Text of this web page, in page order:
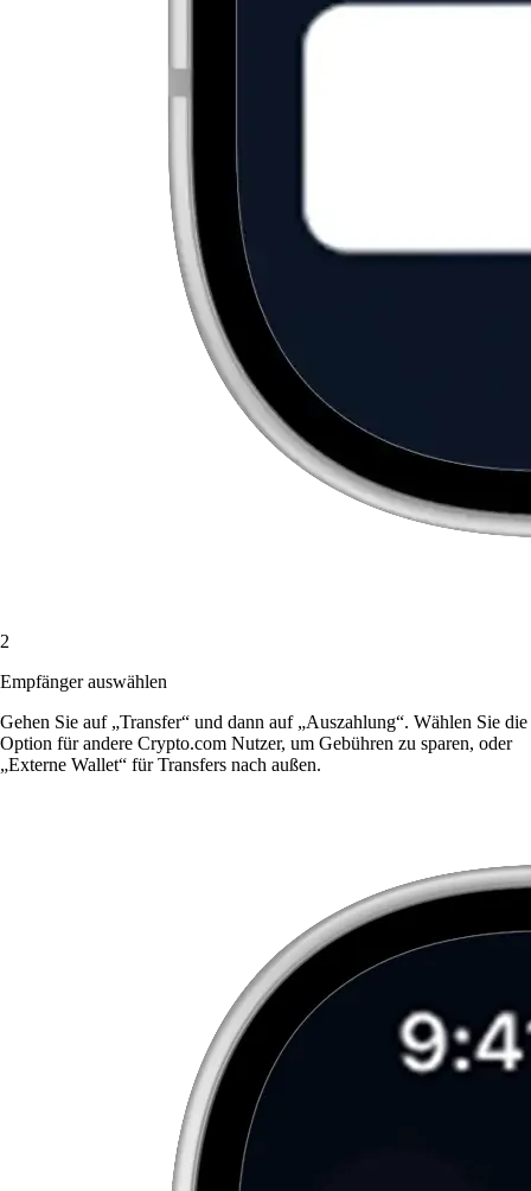
2
Empfänger auswählen
Gehen Sie auf „Transfer“ und dann auf „Auszahlung“. Wählen Sie die
Option für andere Crypto.com Nutzer, um Gebühren zu sparen, oder
„Externe Wallet“ für Transfers nach außen.